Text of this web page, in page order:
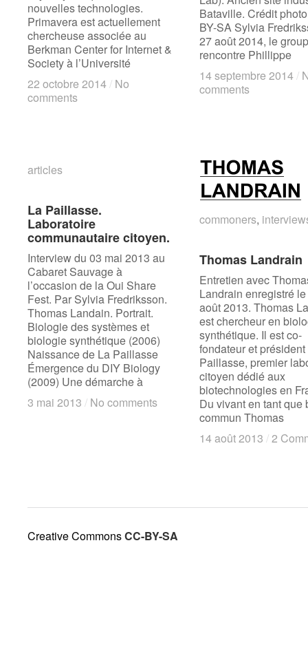
nouvelles technologies.
Primavera est actuellement
chercheuse associée au
Berkman Center for Internet &
Society à l’Université
22 octobre 2014/ No
comments
22 octobre 2014/ No
comments
Bataville. Crédit
BY-SA Sylvia
27 août 2014, le
rencontre Phillippe
14 septembre 2014/
comments
14 septembre 2014/
comments
commoners,
Thomas Landrain
Entretien avec
Landrain enregistré
août 2013. Thomas
est chercheur en
synthétique. Il est co-
fondateur et
Paillasse, premier
citoyen dédié aux
biotechnologies en
Du vivant en tant que
commun Thomas
14 août 2013 /2
commoners
Thomas Landrain
14 août 2013 /2
articles
La Paillasse.
Laboratoire
communautaire citoyen.
Interview du 03 mai 2013 au
Cabaret Sauvage à
l’occasion de la Oui Share
Fest. Par Sylvia Fredriksson.
Thomas Landain. Portrait.
Biologie des systèmes et
biologie synthétique (2006)
Naissance de La Paillasse
Émergence du DIY Biology
(2009) Une démarche à
3 mai 2013 / No comments
articles
La Paillasse.
Laboratoire
communautaire citoyen.
3 mai 2013 / No comments
Creative CommonsCC-BY-SA